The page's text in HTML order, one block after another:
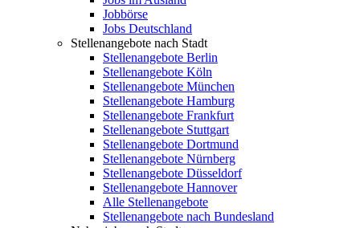
Jobbörse
Jobs Deutschland
Stellenangebote nach Stadt
Stellenangebote Berlin
Stellenangebote Köln
Stellenangebote München
Stellenangebote Hamburg
Stellenangebote Frankfurt
Stellenangebote Stuttgart
Stellenangebote Dortmund
Stellenangebote Nürnberg
Stellenangebote Düsseldorf
Stellenangebote Hannover
Alle Stellenangebote
Stellenangebote nach Bundesland